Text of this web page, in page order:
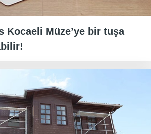
Kocaeli Müze’ye bir tuşa